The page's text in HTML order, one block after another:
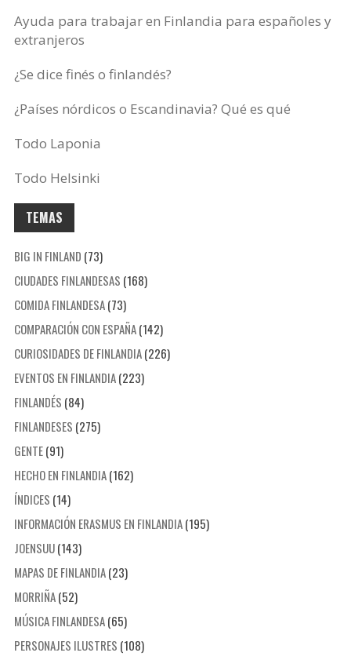
Ayuda para trabajar en Finlandia para españoles y
extranjeros
¿Se dice finés o finlandés?
¿Países nórdicos o Escandinavia? Qué es qué
Todo Laponia
Todo Helsinki
TEMAS
BIG IN FINLAND (73)
CIUDADES FINLANDESAS (168)
COMIDA FINLANDESA(73)
COMPARACIÓN CON ESPAÑA(142)
CURIOSIDADES DE FINLANDIA(226)
EVENTOS EN FINLANDIA(223)
FINLANDÉS (84)
FINLANDESES (275)
GENTE(91)
HECHO EN FINLANDIA(162)
ÍNDICES (14)
INFORMACIÓN ERASMUS EN FINLANDIA(195)
JOENSUU(143)
MAPAS DE FINLANDIA(23)
MORRIÑA(52)
MÚSICA FINLANDESA(65)
PERSONAJES ILUSTRES (108)